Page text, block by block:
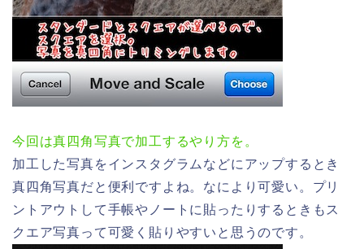
今回は真四角写真で加工するやり方を。
加工した写真をインスタグラムなどにアップするとき
真四角写真だと便利ですよね。なにより可愛い。プリ
ントアウトして手帳やノートに貼ったりするときもス
クエア写真って可愛く貼りやすいと思うのです。